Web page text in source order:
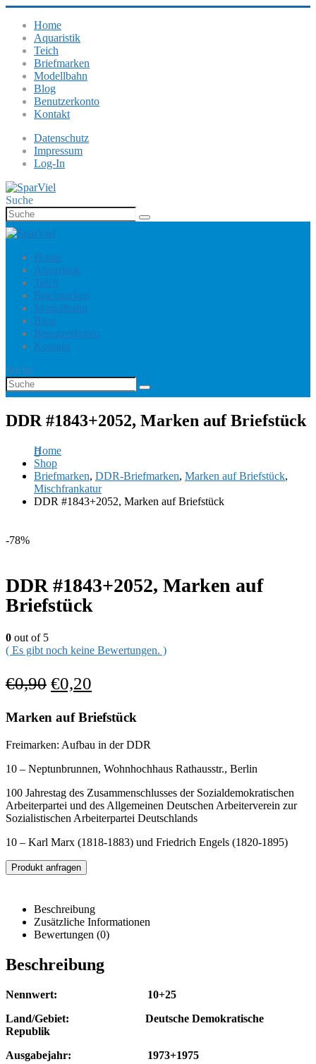
Home
Aquaristik
Teich
Briefmarken
Modellbahn
Blog
Benutzerkonto
Kontakt
Datenschutz
Impressum
Log-In
Suche
Home
Aquaristik
Teich
Briefmarken
Modellbahn
Blog
Benutzerkonto
Kontakt
Suche
DDR #1843+2052, Marken auf Briefstück
Home
Shop
Briefmarken, DDR-Briefmarken, Marken auf Briefstück,
Mischfrankatur
DDR #1843+2052, Marken auf Briefstück
-78%
DDR #1843+2052, Marken auf
Briefstück
0 out of 5
( Es gibt noch keine Bewertungen. )
€0,90 €0,20
Marken auf Briefstück
Freimarken: Aufbau in der DDR
10 – Neptunbrunnen, Wohnhochhaus Rathausstr., Berlin
100 Jahrestag des Zusammenschlusses der Sozialdemokratischen
Arbeiterpartei und des Allgemeinen Deutschen Arbeiterverein zur
Sozialistischen Arbeiterpartei Deutschlands
10 – Karl Marx (1818-1883) und Friedrich Engels (1820-1895)
Produkt anfragen
Beschreibung
Zusätzliche Informationen
Bewertungen (0)
Beschreibung
Nennwert: 10+25
Land/Gebiet: Deutsche Demokratische
Republik
Ausgabejahr: 1973+1975